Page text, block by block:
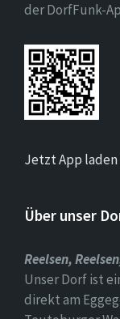
der DorfFunk-
Jetzt App laden
Über unser
Reelsen,
Unser Dorf ist
direkt am